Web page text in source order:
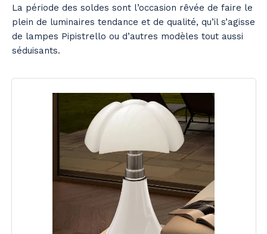
La période des soldes sont l’occasion rêvée de faire le
plein de luminaires tendance et de qualité, qu’il s’agisse
de lampes Pipistrello ou d’autres modèles tout aussi
séduisants.